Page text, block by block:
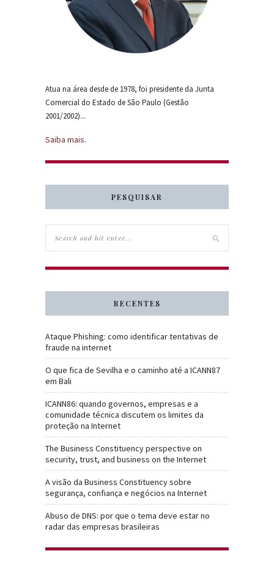
Atua na área desde de 1978, foi presidente da Junta
Comercial do Estado de São Paulo (Gestão
2001/2002)...
Saiba mais.
PESQUISAR
RECENTES
Ataque Phishing: como identificar tentativas de
fraude na internet
O que fica de Sevilha e o caminho até a ICANN87
em Bali
ICANN86: quando governos, empresas e a
comunidade técnica discutem os limites da
proteção na Internet
The Business Constituency perspective on
security, trust, and business on the Internet
A visão da Business Constituency sobre
segurança, confiança e negócios na Internet
Abuso de DNS: por que o tema deve estar no
radar das empresas brasileiras